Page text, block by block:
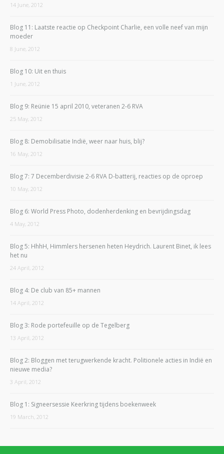
14 June, 2012
Blog 11: Laatste reactie op Checkpoint Charlie, een volle neef van mijn
moeder
8 June, 2012
Blog 10: Uit en thuis
1 June, 2012
Blog 9: Reünie 15 april 2010, veteranen 2-6 RVA
25 May, 2012
Blog 8: Demobilisatie Indië, weer naar huis, blij?
16 May, 2012
Blog 7: 7 Decemberdivisie 2-6 RVA D-batterij, reacties op de oproep
10 May, 2012
Blog 6: World Press Photo, dodenherdenking en bevrijdingsdag
4 May, 2012
Blog 5: HhhH, Himmlers hersenen heten Heydrich. Laurent Binet, ik lees
het nu
24 April, 2012
Blog 4: De club van 85+ mannen
14 April, 2012
Blog 3: Rode portefeuille op de Tegelberg
13 April, 2012
Blog 2: Bloggen met terugwerkende kracht. Politionele acties in Indië en
nieuwe media?
3 April, 2012
Blog 1: Signeersessie Keerkring tijdens boekenweek
19 March, 2012